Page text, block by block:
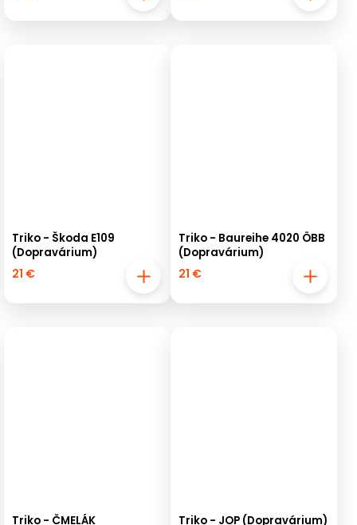
Triko - Škoda E109
(Dopravárium)
21 €
Triko - Baureihe 4020 ÖBB
(Dopravárium)
21 €
Triko - ČMELÁK Triko - JOP (Dopravárium)